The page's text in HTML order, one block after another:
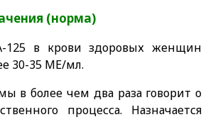
(норма)
125 в крови здоровых женщин
30-35 МЕ/мл.
в более чем два раза говорит о
процесса. Назначается